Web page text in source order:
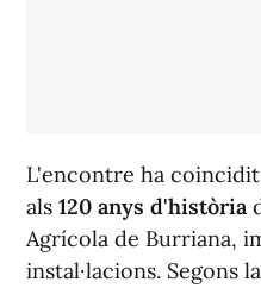
L'encontre ha
als 120 anys d'història
Agrícola de Burriana,
instal·lacions. Segons